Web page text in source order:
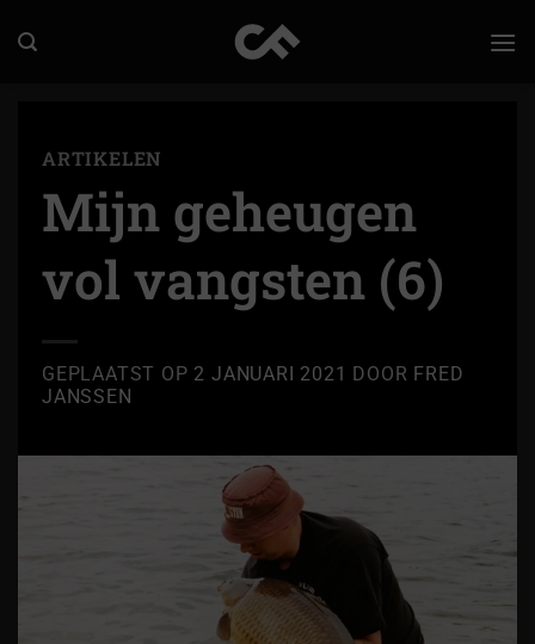
naar
ARTIKELEN
Mijn geheugen
vol vangsten (6)
GEPLAATST OP 2 JANUARI 2021 DOOR FRED
JANSSEN